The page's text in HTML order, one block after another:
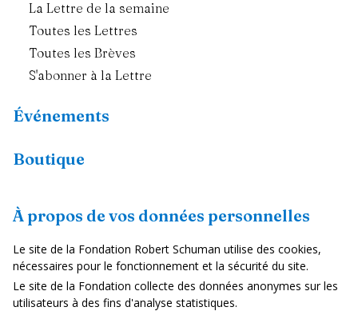
À propos de vos données personnelles
Le site de la Fondation Robert Schuman utilise des cookies,
nécessaires pour le fonctionnement et la sécurité du site.
Le site de la Fondation collecte des données anonymes sur les
utilisateurs à des fins d'analyse statistiques.
La Lettre de la semaine
Toutes les Lettres
Toutes les Brèves
S'abonner à la Lettre
Événements
Boutique
Ressources
Fiches pays
Dans les médias
Vidéos